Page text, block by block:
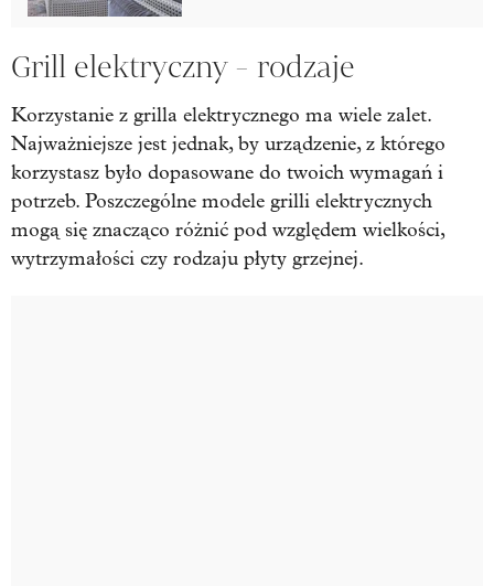
Grill elektryczny - rodzaje
Korzystanie z grilla elektrycznego ma wiele zalet.
Najważniejsze jest jednak, by urządzenie, z którego
korzystasz było dopasowane do twoich wymagań i
potrzeb. Poszczególne modele grilli elektrycznych
mogą się znacząco różnić pod względem wielkości,
wytrzymałości czy rodzaju płyty grzejnej.